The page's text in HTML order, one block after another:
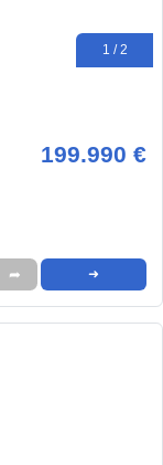
1 / 2
199.990 €
➦ ➜